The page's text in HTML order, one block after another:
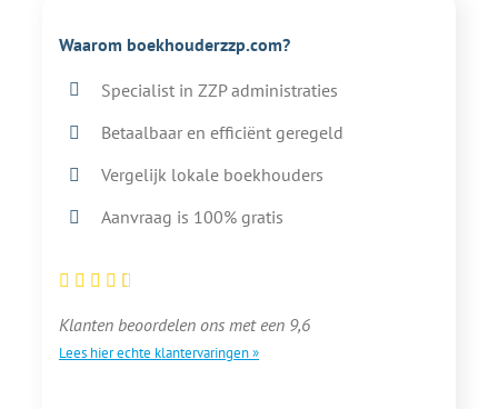
Waarom boekhouderzzp.com?
Specialist in ZZP administraties
Betaalbaar en efficiënt geregeld
Vergelijk lokale boekhouders
Aanvraag is 100% gratis
Klanten beoordelen ons met een 9,6
Lees hier echte klantervaringen »